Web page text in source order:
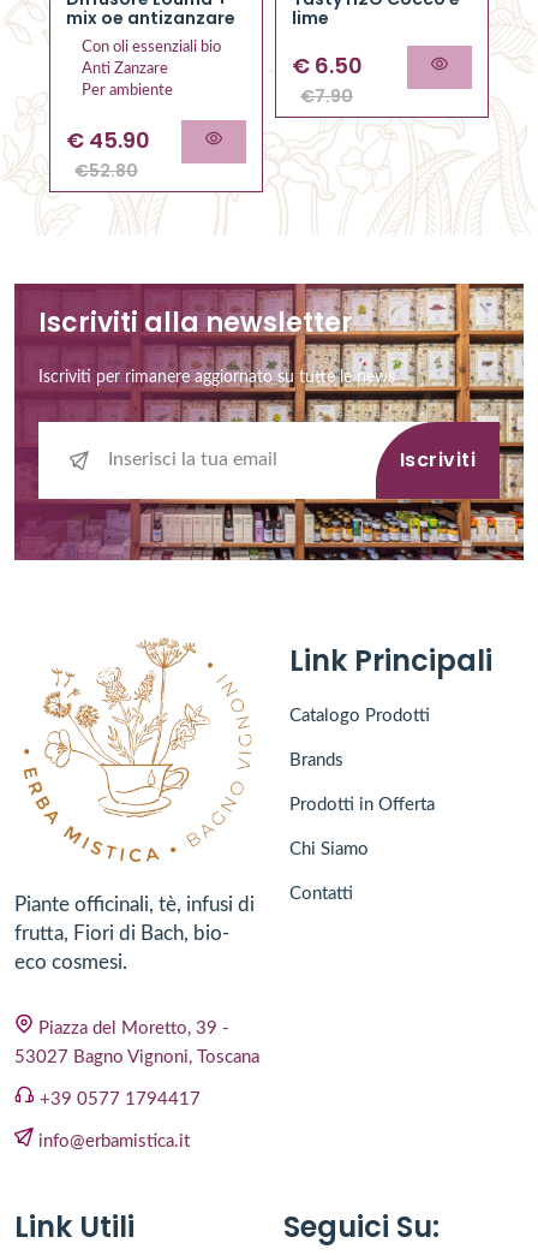
mix oe antizanzare
Con oli essenziali bio
Anti Zanzare
Per ambiente
€ 45.90
€52.80
lime
€ 6.50
€7.90
Iscriviti alla newsletter
Iscriviti per rimanere aggiornato su tutte le news
Iscriviti
Piante officinali, tè, infusi di
frutta, Fiori di Bach, bio-
eco cosmesi.
Piazza del Moretto, 39 -
53027 Bagno Vignoni, Toscana
+39 0577 1794417
info@erbamistica.it
Link Principali
Catalogo Prodotti
Brands
Prodotti in Offerta
Chi Siamo
Contatti
Link Utili Seguici Su: